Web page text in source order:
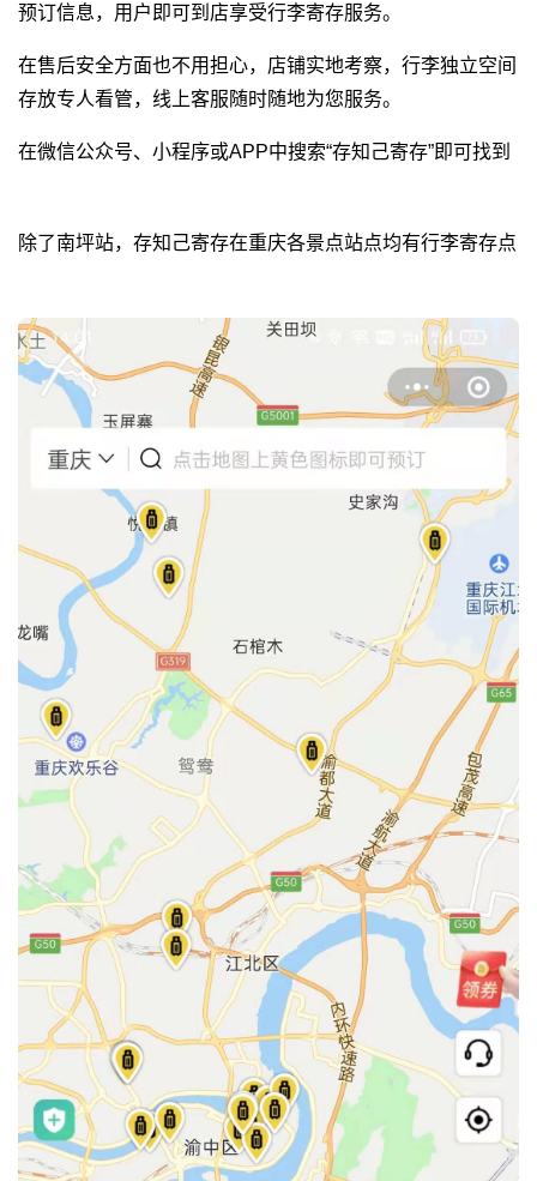
预订信息，用户即可到店享受行李寄存服务。
在售后安全方面也不用担心，店铺实地考察，行李独立空间
存放专人看管，线上客服随时随地为您服务。
在微信公众号、小程序或APP中搜索“存知己寄存”即可找到
除了南坪站，存知己寄存在重庆各景点站点均有行李寄存点